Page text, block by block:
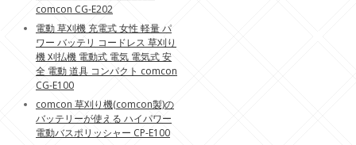
comcon CG-E202
電動 草刈機 充電式 女性 軽量 パ
ワー バッテリ コードレス 草刈り
機 刈払機 電動式 電気 電気式 安
全 電動 道具 コンパクト comcon
CG-E100
comcon 草刈り機(comcon製)の
バッテリーが使える ハイパワー
電動バスポリッシャー CP-E100